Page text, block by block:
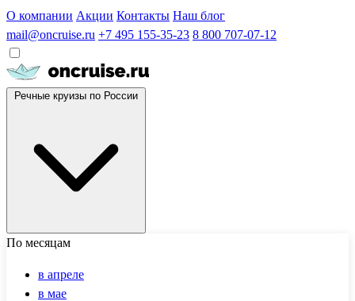
О компании Акции Контакты Наш блог
mail@oncruise.ru +7 495 155-35-23 8 800 707-07-12
По месяцам
в апреле
в мае